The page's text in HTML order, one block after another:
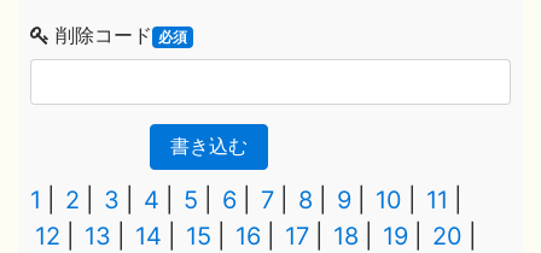
削除コード 必須
書き込む
1 2 3 4 5 6 7 8 9 10
11
12
13 14 15 16 17 18 19
20